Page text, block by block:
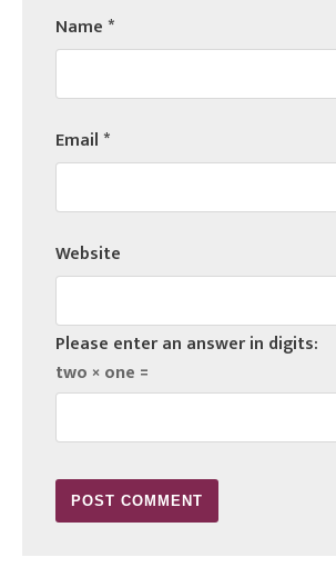
Name*
Email*
Website
Please enter an answer in digits:
two × one =